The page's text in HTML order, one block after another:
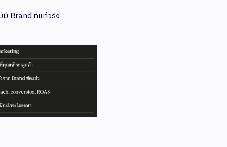
Brand ที่แท้จริง